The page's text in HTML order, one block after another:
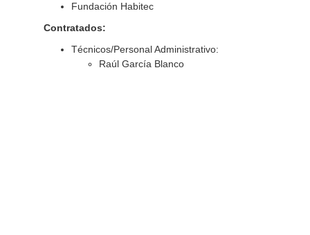
Fundación Habitec
Contratados:
Técnicos/Personal Administrativo:
Raúl García Blanco